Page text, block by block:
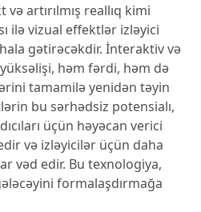
artırılmış reallıq kimi
ilə vizual effektlər izləyici
gətirəcəkdir. İnteraktiv və
həm fərdi, həm də
tamamilə yenidən təyin
bu sərhədsiz potensialı,
üçün həyəcan verici
və izləyicilər üçün daha
vəd edir. Bu texnologiya,
formalaşdırmağa